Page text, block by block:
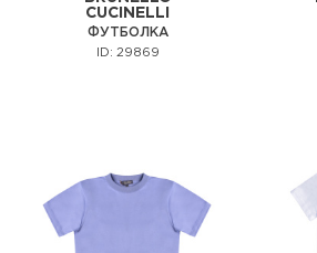
CUCINELLI
ФУТБОЛКА
ID: 29869